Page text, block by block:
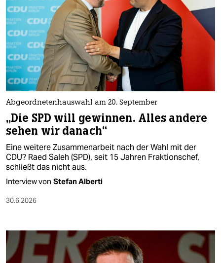
Abgeordnetenhauswahl am 20. September
„Die SPD will gewinnen. Alles andere
sehen wir danach“
Eine weitere Zusammenarbeit nach der Wahl mit der
CDU? Raed Saleh (SPD), seit 15 Jahren Fraktionschef,
schließt das nicht aus.
Interview von Stefan Alberti
30.6.2026